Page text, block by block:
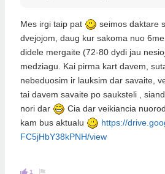
Mes irgi taip pat
seimos daktare
dvejojom, daug kur sakoma nuo
didele mergaite (72-80 dydi jau
medziagu. Kai pirma kart davem,
nebeduosim ir lauksim dar savaite,
tai davem savaite po sauksteli ,
nori dar
Cia dar veikiancia
kam bus aktualu
https://
FC5jHbY38kPNH/view
1